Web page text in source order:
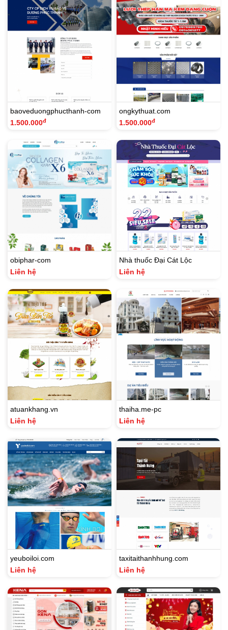
baoveduongphucthanh-com
1.500.000đ
ongkythuat.com
1.500.000đ
obiphar-com
Liên hệ
Nhà thuốc Đại Cát Lộc
Liên hệ
atuankhang.vn
Liên hệ
thaiha.me-pc
Liên hệ
yeuboiloi.com
Liên hệ
taxitaithanhhung.com
Liên hệ